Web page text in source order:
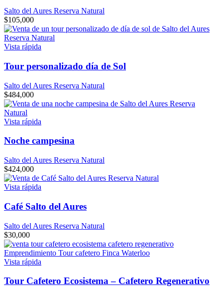
Salto del Aures Reserva Natural
$105,000
Vista rápida
Tour personalizado día de Sol
Salto del Aures Reserva Natural
$484,000
Vista rápida
Noche campesina
Salto del Aures Reserva Natural
$424,000
Vista rápida
Café Salto del Aures
Salto del Aures Reserva Natural
$30,000
Vista rápida
Tour Cafetero Ecosistema – Cafetero Regenerativo